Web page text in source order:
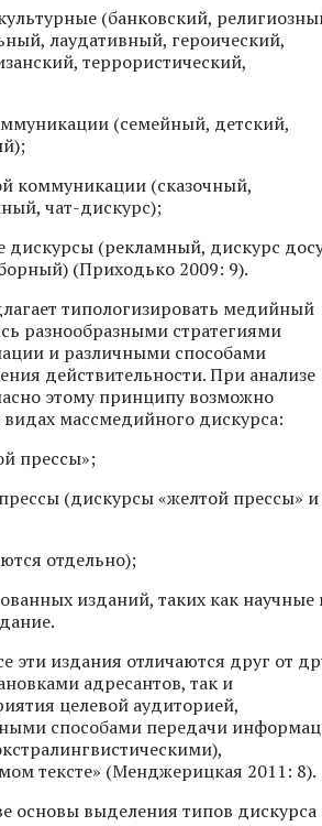
(банковский,
лаудативный, героический,
террористический,
(семейный, детский,
коммуникации (сказочный,
чат-дискурс);
дискурсы (рекламный, дискурс
(Приходько 2009: 9).
типологизировать медийный
разнообразными стратегиями
и различными способами
действительности. При анализе
этому принципу возможно
массмедийного дискурса:
прессы»;
(дискурсы «желтой прессы» и
отдельно);
изданий, таких как научные
эти издания отличаются друг от
адресантов, так и
целевой аудиторией,
способами передачи
тексте» (Менджерицкая 2011: 8).
основы выделения типов дискурса